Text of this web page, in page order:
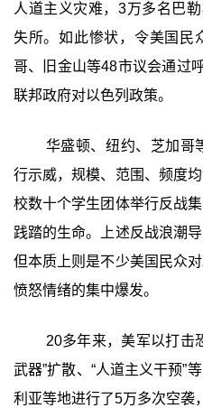
人道主义灾难，3万多名巴
失所。如此惨状，令美国民
哥、旧金山等48市议会通过
联邦政府对以色列政策。
华盛顿、纽约、芝加哥
行示威，规模、范围、频度
校数十个学生团体举行反战
践踏的生命。上述反战浪潮
但本质上则是不少美国民众
愤怒情绪的集中爆发。
20多年来，美军以打击
武器”扩散、“人道主义干预”
利亚等地进行了5万多次空袭